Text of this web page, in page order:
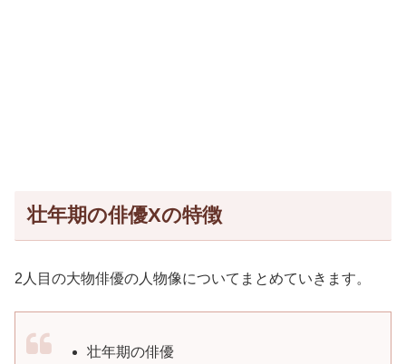
壮年期の俳優Xの特徴
2人目の大物俳優の人物像についてまとめていきます。
壮年期の俳優